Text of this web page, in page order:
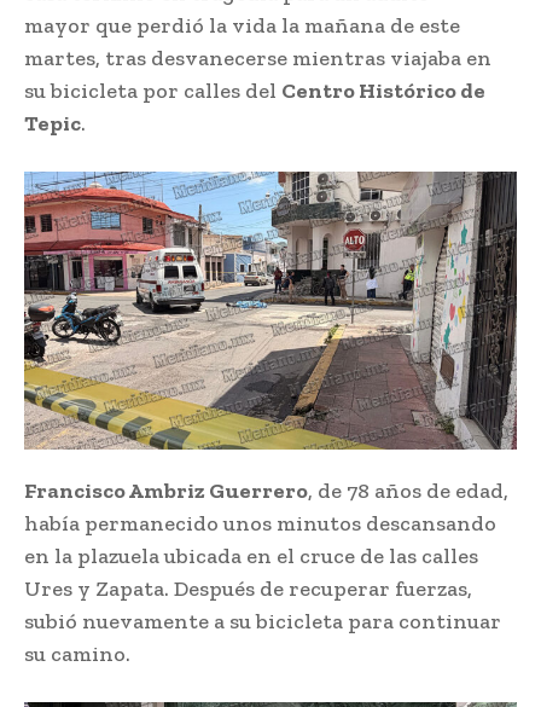
mayor que perdió la vida la mañana de este
martes, tras desvanecerse mientras viajaba en
su bicicleta por calles del Centro Histórico de
Tepic.
Francisco Ambriz Guerrero, de 78 años de edad,
había permanecido unos minutos descansando
en la plazuela ubicada en el cruce de las calles
Ures y Zapata. Después de recuperar fuerzas,
subió nuevamente a su bicicleta para continuar
su camino.